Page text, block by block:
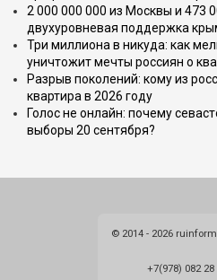
2 000 000 000 из Москвы и 473
двухуровневая поддержка
Три миллиона в никуда: как
уничтожит мечты россиян о
Разрыв поколений: кому из
квартира в 2026 году
Голос не онлайн: почему
выборы 20 сентября?
© 2014 - 2026
+7(978) 082 28